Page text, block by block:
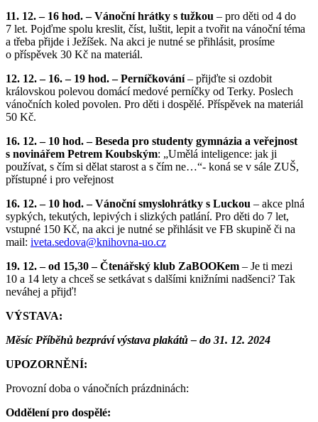
11. 12. – 16 hod. – Vánoční hrátky s tužkou – pro děti od 4 do
7 let. Pojďme spolu kreslit, číst, luštit, lepit a tvořit na vánoční téma
a třeba přijde i Ježíšek. Na akci je nutné se přihlásit, prosíme
o příspěvek 30 Kč na materiál.
12. 12. – 16. – 19 hod. – Perníčkování– přijďte si ozdobit
královskou polevou domácí medové perníčky od Terky. Poslech
vánočních koled povolen. Pro děti i dospělé. Příspěvek na materiál
50 Kč.
16. 12. – 10 hod. – Beseda pro studenty gymnázia a veřejnost
s novinářem Petrem Koubským: „Umělá inteligence: jak ji
používat, s čím si dělat starost a s čím ne…“- koná se v sále ZUŠ,
přístupné i pro veřejnost
16. 12. – 10 hod. – Vánoční smyslohrátky s Luckou – akce plná
sypkých, tekutých, lepivých i slizkých patlání. Pro děti do 7 let,
vstupné 150 Kč, na akci je nutné se přihlásit ve FB skupině či na
mail: iveta.sedova@knihovna-uo.cz
19. 12. – od 15,30 – Čtenářský klub ZaBOOKem – Je ti mezi
10 a 14 lety a chceš se setkávat s dalšími knižními nadšenci? Tak
neváhej a přijď!
VÝSTAVA:
Měsíc Příběhů bezpráví výstava plakátů – do 31. 12. 2024
UPOZORNĚNÍ:
Provozní doba o vánočních prázdninách:
Oddělení pro dospělé: